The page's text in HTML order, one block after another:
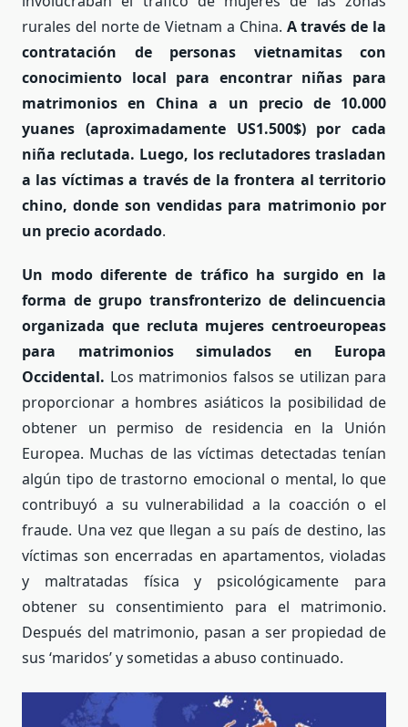
rurales del norte de Vietnam a China. A través de la
contratación de personas vietnamitas con
conocimiento local para encontrar niñas para
matrimonios en China a un precio de 10.000
yuanes (aproximadamente US1.500$) por cada
niña reclutada. Luego, los reclutadores trasladan
a las víctimas a través de la frontera al territorio
chino, donde son vendidas para matrimonio por
un precio acordado.
Un modo diferente de tráfico ha surgido en la
forma de grupo transfronterizo de delincuencia
organizada que recluta mujeres centroeuropeas
para matrimonios simulados en Europa
Occidental. Los matrimonios falsos se utilizan para
proporcionar a hombres asiáticos la posibilidad de
obtener un permiso de residencia en la Unión
Europea. Muchas de las víctimas detectadas tenían
algún tipo de trastorno emocional o mental, lo que
contribuyó a su vulnerabilidad a la coacción o el
fraude. Una vez que llegan a su país de destino, las
víctimas son encerradas en apartamentos, violadas
y maltratadas física y psicológicamente para
obtener su consentimiento para el matrimonio.
Después del matrimonio, pasan a ser propiedad de
sus ‘maridos’ y sometidas a abuso continuado.